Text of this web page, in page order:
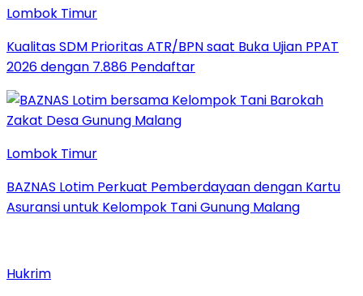
Lombok Timur
Kualitas SDM Prioritas ATR/BPN saat Buka Ujian PPAT
2026 dengan 7.886 Pendaftar
Lombok Timur
BAZNAS Lotim Perkuat Pemberdayaan dengan Kartu
Asuransi untuk Kelompok Tani Gunung Malang
Hukrim